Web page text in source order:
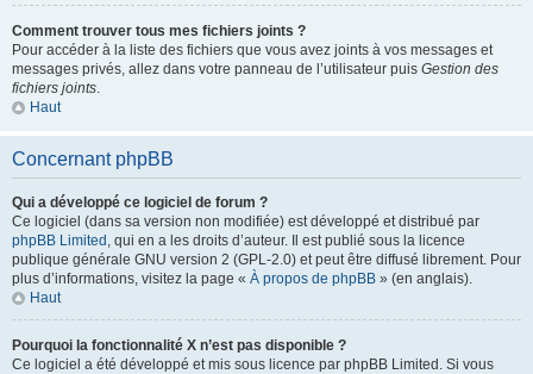
Comment trouver tous mes fichiers joints ?
Pour accéder à la liste des fichiers que vous avez joints à vos messages et
messages privés, allez dans votre panneau de l’utilisateur puis Gestion des
fichiers joints.
Haut
Concernant phpBB
Qui a développé ce logiciel de forum ?
Ce logiciel (dans sa version non modifiée) est développé et distribué par
phpBB Limited , qui en a les droits d’auteur. Il est publié sous la licence
publique générale GNU version 2 (GPL-2.0) et peut être diffusé librement. Pour
plus d’informations, visitez la page « À propos de phpBB » (en anglais).
Haut
Pourquoi la fonctionnalité X n’est pas disponible ?
Ce logiciel a été développé et mis sous licence par phpBB Limited. Si vous